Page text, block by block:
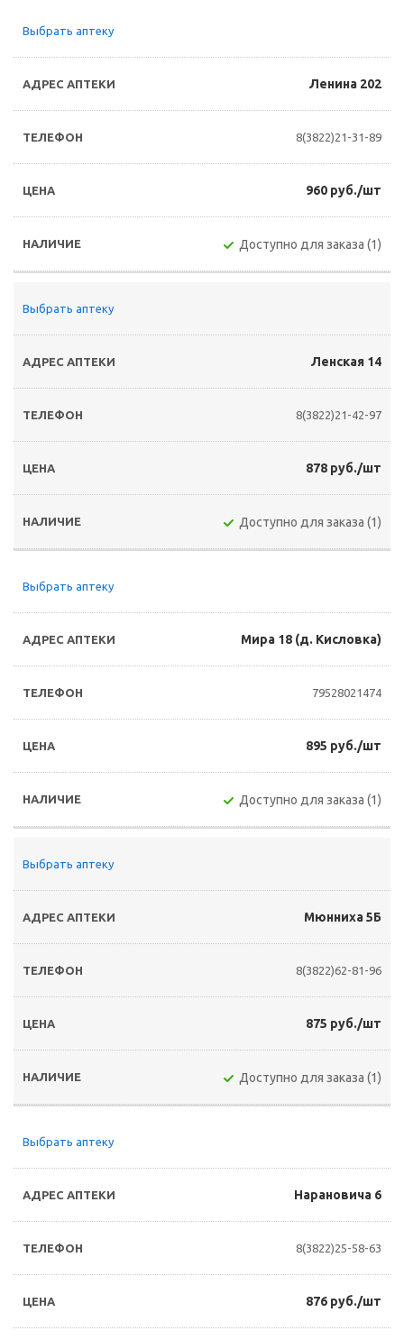
Выбрать аптеку
Ленина 202
8(3822)21-31-89
960 руб./шт
Доступно для заказа (1)
Выбрать аптеку
Ленская 14
8(3822)21-42-97
878 руб./шт
Доступно для заказа (1)
Выбрать аптеку
Мира 18 (д. Кисловка)
79528021474
895 руб./шт
Доступно для заказа (1)
Выбрать аптеку
Мюнниха 5Б
8(3822)62-81-96
875 руб./шт
Доступно для заказа (1)
Выбрать аптеку
Нарановича 6
8(3822)25-58-63
876 руб./шт